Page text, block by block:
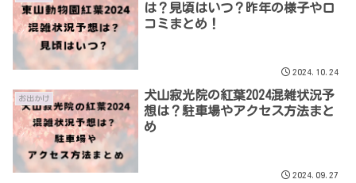
は？見頃はいつ？昨年の様子や口
コミまとめ！
2024.10.24
お出かけ
犬山寂光院の紅葉2024混雑状況予
想は？駐車場やアクセス方法まと
め
2024.09.27